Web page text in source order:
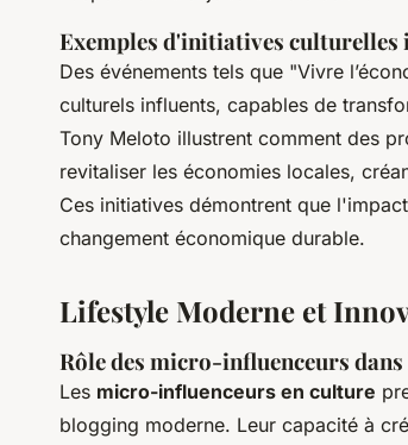
Exemples d'initiatives
Des événements tels que "Vivre
culturels influents, capables de
Tony Meloto illustrent comment des
revitaliser les économies locales,
Ces initiatives démontrent que
changement économique durable.
Lifestyle Moderne et
Rôle des micro-influenceurs
Les micro-influenceurs en culture
blogging moderne. Leur capacité à